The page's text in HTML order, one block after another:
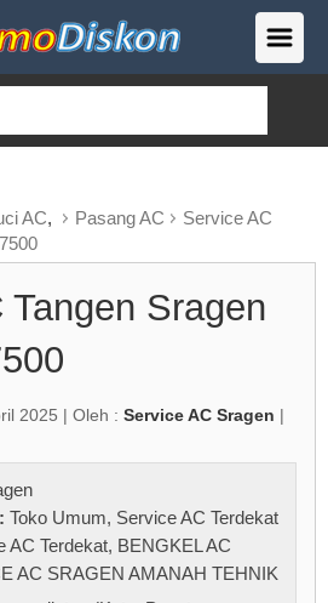
AC, Pasang AC
Service AC
Tangen Sragen
2025 | Oleh : Service AC Sragen |
Toko Umum, Service AC Terdekat
AC Terdekat, BENGKEL AC
AC SRAGEN AMANAH TEHNIK